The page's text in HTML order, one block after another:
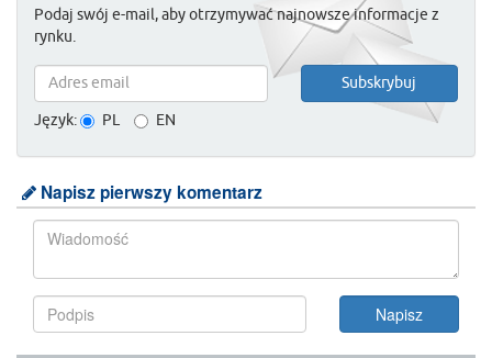
Podaj swój e-mail, aby otrzymywać najnowsze informacje z
rynku.
Język: PL EN
Napisz pierwszy komentarz